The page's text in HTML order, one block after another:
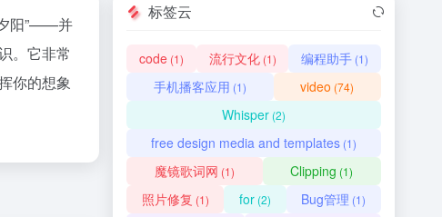
阳”——并
。它非常
你的想象
标签云
code(1) 流行文化(1) 编程助手 (1)
手机播客应用 (1) video (74)
Whisper (2)
free design media and templates (1)
魔镜歌词网 (1) Clipping (1)
照片修复 (1) for(2) Bug管理 (1)